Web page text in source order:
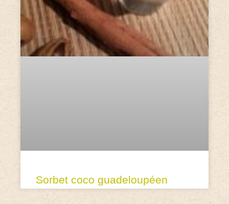
Sorbet coco guadeloupéen